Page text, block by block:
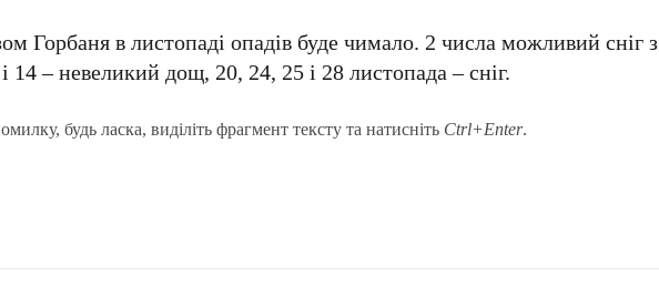
Горбаня в листопаді опадів буде чимало. 2 числа можливий сніг з
14 – невеликий дощ, 20, 24, 25 і 28 листопада – сніг.
будь ласка, виділіть фрагмент тексту та натисніть Ctrl+Enter.